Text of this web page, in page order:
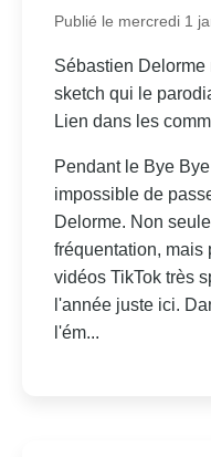
Publié le mercredi 1
Sébastien
sketch qui le
Lien dans les
Pendant le Bye
impossible de
Delorme. Non
fréquentation, mais
vidéos TikTok très
l'année juste ici.
l'ém...